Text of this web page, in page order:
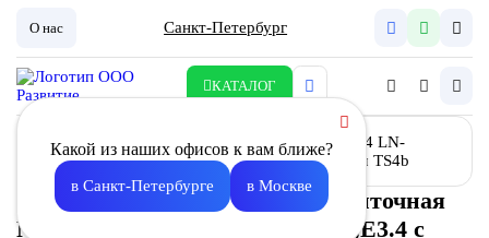
О нас Санкт-Петербург
КАТАЛОГ
Какой из наших офисов к вам ближе?
в Санкт-Петербурге в Москве
Установка вентиляционная приточная
Node4 LN- 125(50m)/VEC(S133),E3.4 с